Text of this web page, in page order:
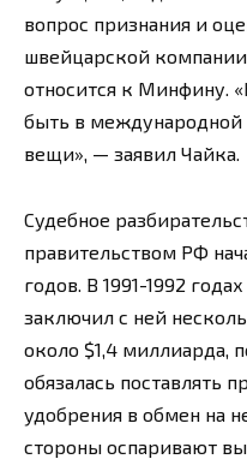
вопрос признания и
швейцарской
относится к Минфину.
быть в
вещи», — заявил Чайка.
Судебное
правительством РФ
годов. В 1991-1992
заключил с ней
около $1,4 миллиарда,
обязалась поставлять
удобрения в обмен на
стороны оспаривают